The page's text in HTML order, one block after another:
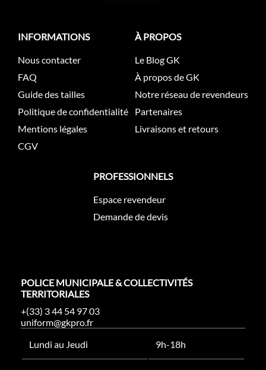
INFORMATIONS
Nous contacter
FAQ
Guide des tailles
Politique de confidentialité
Mentions légales
CGV
À PROPOS
Le Blog GK
À propos de GK
Notre réseau de revendeurs
Partenaires
Livraisons et retours
PROFESSIONNELS
Espace revendeur
Demande de devis
POLICE MUNICIPALE & COLLECTIVITÉS
TERRITORIALES
+(33) 3 44 54 97 03
uniform@gkpro.fr
Lundi au Jeudi
9h-18h